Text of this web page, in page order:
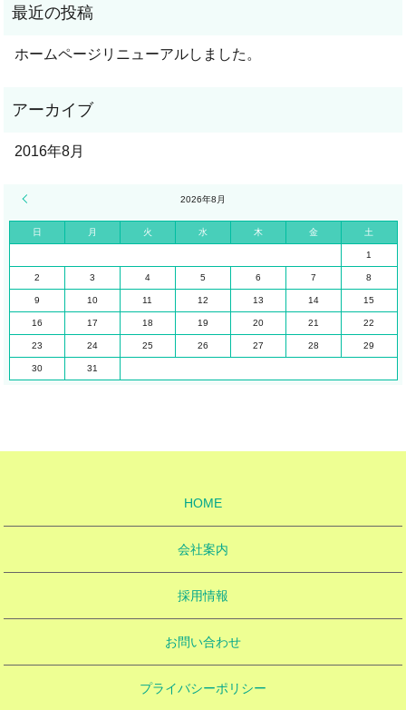
ホームページリニューアルしました。
2016年8月
2026年8月
日 月 火 水 木 金 土
1
2 3 4 5 6 7 8
9 10 11 12 13 14 15
16 17 18 19 20 21 22
23 24 25 26 27 28 29
30 31
HOME
会社案内
採用情報
お問い合わせ
プライバシーポリシー